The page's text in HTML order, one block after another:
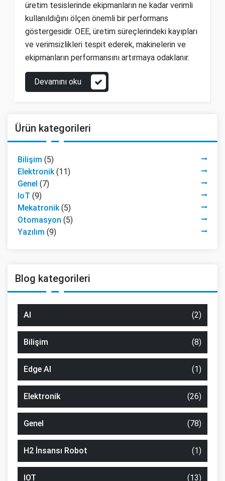
üretim tesislerinde ekipmanların ne kadar verimli
kullanıldığını ölçen önemli bir performans
göstergesidir. OEE, üretim süreçlerindeki kayıpları
ve verimsizlikleri tespit ederek, makinelerin ve
ekipmanların performansını artırmaya odaklanır.
Devamını oku
Ürün kategorileri
Bilişim (5)
Elektronik (11)
Genel (7)
IoT (9)
Mekatronik (5)
Otomasyon (5)
Yazılım (9)
Blog kategorileri
AI (2)
Bilişim (8)
Edge AI (1)
Elektronik (26)
Genel (78)
H2 İnsansı Robot (1)
IOT (13)